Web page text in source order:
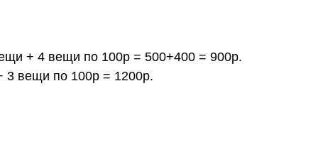
+ 4 вещи по 100р = 500+400 = 900р.
3 вещи по 100р = 1200р.